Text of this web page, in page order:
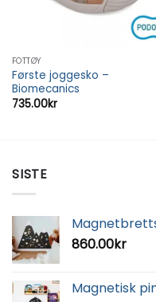
FOTTØY
Første joggesko –
Biomecanics
735.00kr
SISTE
860.00kr
Magnetisk